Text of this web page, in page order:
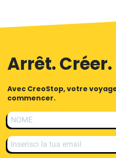
Arrêt.
Avec CreoStop, votre
commencer.